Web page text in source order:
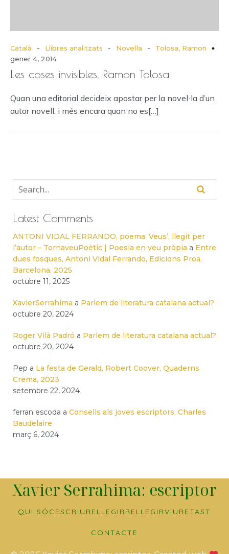
Català - Llibres analitzats - Novel·la -
Tolosa, Ramon
gener 4, 2014
Les coses invisibles, Ramon Tolosa
Quan una editorial decideix apostar per la novel·la d’un
autor novell, i més encara quan no es[…]
Latest Comments
ANTONI VIDAL FERRANDO, poema ‘Veus’, llegit per
l’autor – TornaveuPoètic | Poesia en veu pròpia a Entre
dues fosques, Antoni Vidal Ferrando, Edicions Proa,
Barcelona, 2025
octubre 11, 2025
XavierSerrahima a Parlem de literatura catalana actual?
octubre 20, 2024
Roger Vilà Padró a Parlem de literatura catalana actual?
octubre 20, 2024
Pep a La festa de Gerald, Robert Coover, Quaderns
Crema, 2023
setembre 22, 2024
ferran escoda a Consells als joves escriptors, Charles
Baudelaire
març 6, 2024
Xavier Serrahima: escriptor
QUI SÓC ESCRIURE LLEGIRRELLEGIRVIURETAST
CONTACTE